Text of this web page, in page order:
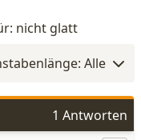
nicht glatt
Alle
1 Antworten